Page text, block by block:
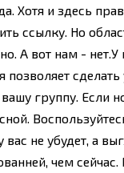
Хотя и здесь
ссылку. Но
А вот нам - нет.У
позволяет
группу. Если
не убудет, а
чем сейчас.